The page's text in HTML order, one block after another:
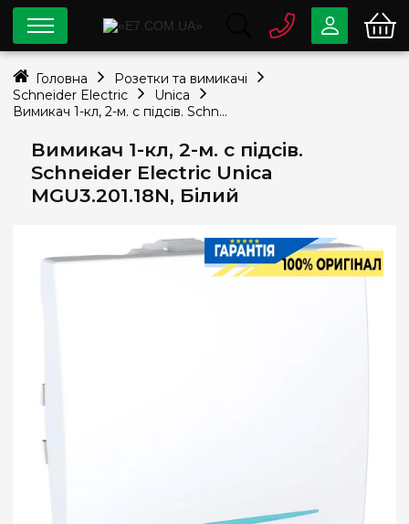
Вимикач 1-кл, 2-м. c підсів.
Schneider Electric Unica
MGU3.201.18N, Білий
0 80033-63-07
info@e7.com.ua
334-79-78
Viber Telegram
Головна
Розетки та вимикачі
Schneider Electric
Unica
Вимикач 1-кл, 2-м. c підсів. Schneider Electric Unica MGU3.201.18N, Білий